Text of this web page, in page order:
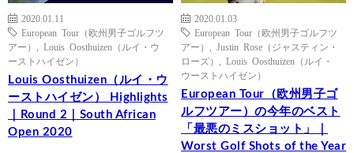
2020.01.11
European Tour（欧州男子ゴルフツ
アー）
Louis Oosthuizen（ルイ・ウ
ーストハイゼン）
Louis Oosthuizen（ルイ・ウ
ーストハイゼン） Highlights
｜Round 2｜South African
Open 2020
2020.01.03
European Tour（欧州男子ゴルフツ
アー）
Justin Rose（ジャスティン・
ローズ）
Louis Oosthuizen（ルイ・
ウーストハイゼン）
European Tour（欧州男子ゴ
ルフツアー）の今年のベスト
「最悪のミスショット」｜
Worst Golf Shots of the Year